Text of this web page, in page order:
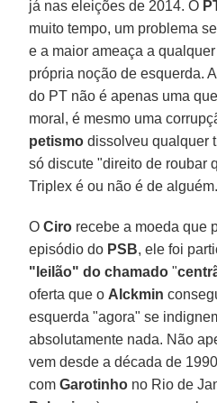
já nas eleições de 2014. O
muito tempo, um problema
e a maior ameaça a qualquer
própria noção de esquerda.
do PT não é apenas uma
moral, é mesmo uma
petismo dissolveu qualquer
só discute "direito de roubar
Triplex é ou não é de alguém.
OCiro recebe a moeda que
episódio do PSB, ele foi
"leilão" do chamado"
oferta que o Alckmin
esquerda "agora" se
absolutamente nada. Não
vem desde a década de
comGarotinho no Rio de